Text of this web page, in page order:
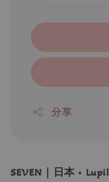
分享
SEVEN｜日本 •